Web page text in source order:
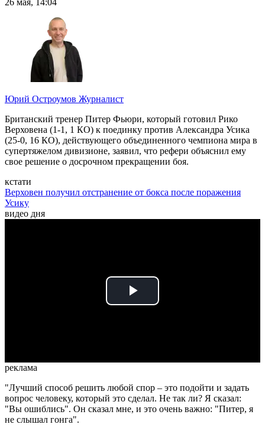
26 мая, 14:04
Юрий Остроумов Журналист
Британский тренер Питер Фьюри, который готовил Рико
Верховена (1-1, 1 КО) к поединку против Александра Усика
(25-0, 16 КО), действующего объединенного чемпиона мира в
супертяжелом дивизионе, заявил, что рефери объяснил ему
свое решение о досрочном прекращении боя.
кстати
Верховен получил отстранение от бокса после поражения
Усику
видео дня
Play
реклама
"Лучший способ решить любой спор – это подойти и задать
вопрос человеку, который это сделал. Не так ли? Я сказал:
"Вы ошиблись". Он сказал мне, и это очень важно: "Питер, я
не слышал гонга".